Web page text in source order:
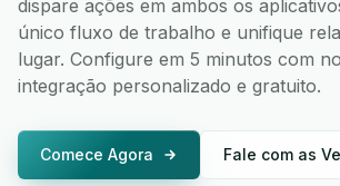
dispare ações em ambos os
único fluxo de trabalho e unifique
lugar. Configure em 5 minutos com
integração personalizado e gratuito.
Comece Agora Fale com as